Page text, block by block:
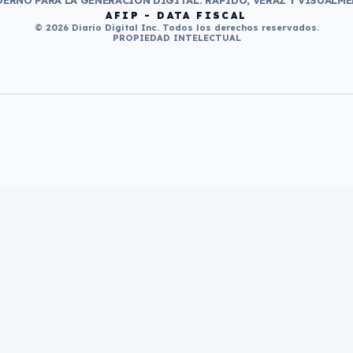
AFIP - DATA FISCAL
© 2026 Diario Digital Inc. Todos los derechos reservados.
PROPIEDAD INTELECTUAL